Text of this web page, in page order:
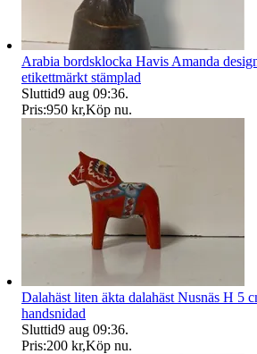
Arabia bordsklocka Havis Amanda
etikettmärkt stämplad
Sluttid9 aug 09:36.
Pris:950 kr,Köp nu.
Dalahäst liten äkta dalahäst Nusnäs H 5
handsnidad
Sluttid9 aug 09:36.
Pris:200 kr,Köp nu.